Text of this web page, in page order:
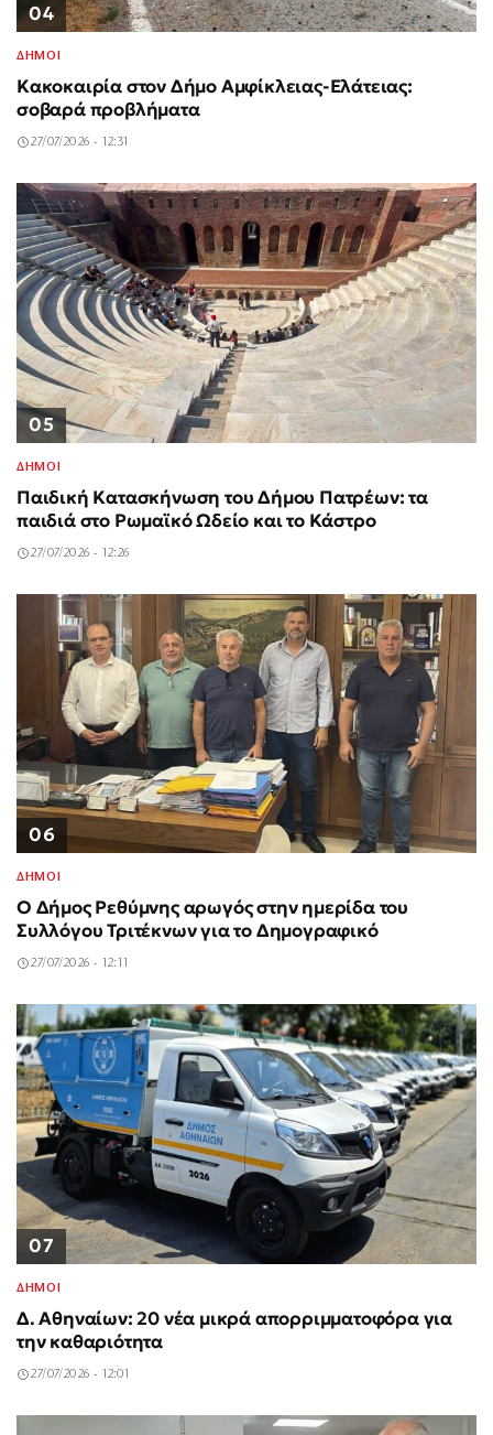
04
ΔΗΜΟΙ
Κακοκαιρία στον Δήμο Αμφίκλειας-Ελάτειας:
σοβαρά προβλήματα
27/07/2026 - 12:31
05
ΔΗΜΟΙ
Παιδική Κατασκήνωση του Δήμου Πατρέων: τα
παιδιά στο Ρωμαϊκό Ωδείο και το Κάστρο
27/07/2026 - 12:26
06
ΔΗΜΟΙ
Ο Δήμος Ρεθύμνης αρωγός στην ημερίδα του
Συλλόγου Τριτέκνων για το Δημογραφικό
27/07/2026 - 12:11
07
ΔΗΜΟΙ
Δ. Αθηναίων: 20 νέα μικρά απορριμματοφόρα για
την καθαριότητα
27/07/2026 - 12:01